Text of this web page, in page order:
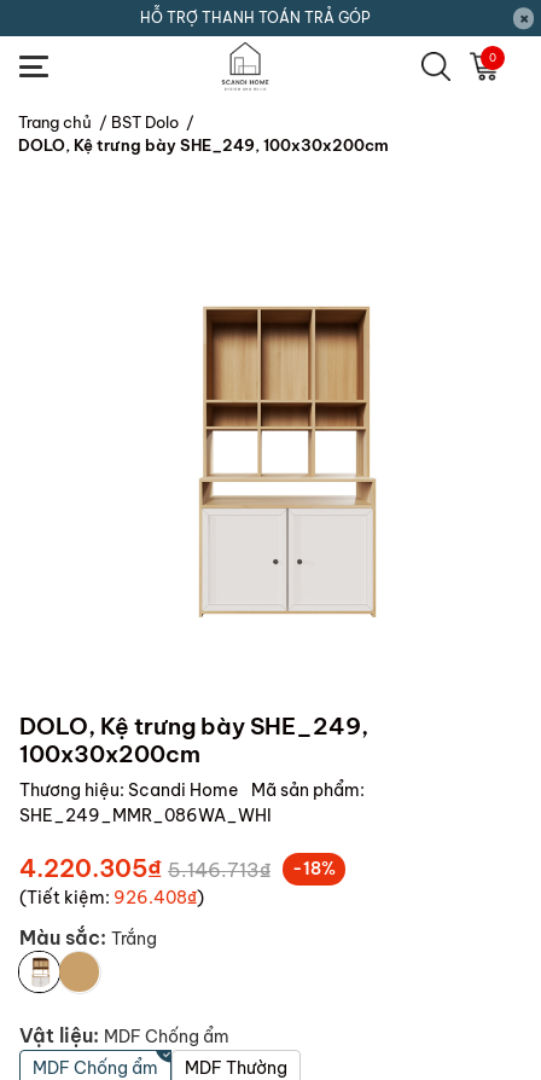
HỖ TRỢ THANH TOÁN TRẢ GÓP
0
Trang chủ / BST Dolo /
DOLO, Kệ trưng bày SHE_249, 100x30x200cm
DOLO, Kệ trưng bày SHE_249,
100x30x200cm
Thương hiệu: Scandi Home
Mã sản phẩm:
SHE_249_MMR_086WA_WHI
4.220.305₫ 5.146.713₫
-18%
(Tiết kiệm: 926.408₫)
Màu sắc: Trắng
Vật liệu: MDF Chống ẩm
MDF Chống ẩm
MDF Thường